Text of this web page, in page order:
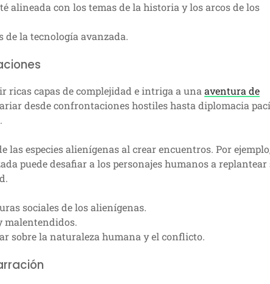
alineada con los temas de la historia y los arcos de los
de la tecnología avanzada.
ricas capas de complejidad e intriga a unaaventura de
desde confrontaciones hostiles hasta diplomacia
especies alienígenas al crear encuentros. Por
puede desafiar a los personajes humanos a replantear
sociales de los alienígenas.
malentendidos.
sobre la naturaleza humana y el conflicto.